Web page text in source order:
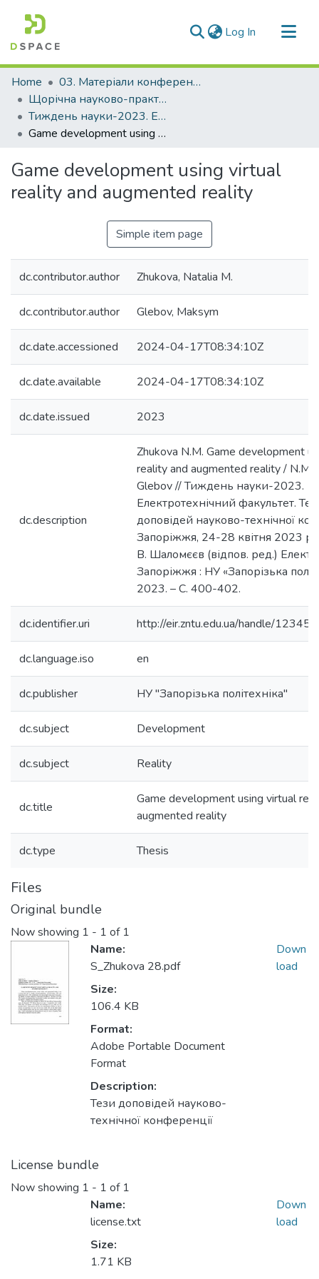
Log In (current)
Communities & Collections
All of DSpace
Statistics
Home
03. Матеріали конференцій та семінарів
Щорічна науково-практична конференція «Тиждень науки»
Тиждень науки-2023. Електротехнічний факультет
Game development using virtual reality and augmented reality
Game development using virtual
reality and augmented reality
Simple item page
dc.contributor.author Zhukova, Natalia M.
dc.contributor.author Glebov, Maksym
dc.date.accessioned 2024-04-17T08:34:10Z
dc.date.available 2024-04-17T08:34:10Z
dc.date.issued 2023
dc.description
Zhukova N.M. Game development
reality and augmented reality / N.M.
Glebov // Тиждень науки-2023.
Електротехнічний факультет.
доповідей науково-технічної
Запоріжжя, 24-28 квітня 2023 р.
В. Шаломєєв (відпов. ред.)
Запоріжжя : НУ «Запорізька
2023. – С. 400-402.
dc.identifier.uri http://eir.zntu.edu.ua/handle/
dc.language.iso en
dc.publisher НУ "Запорізька політехніка"
dc.subject Development
dc.subject Reality
dc.title
Game development using virtual
augmented reality
dc.type Thesis
Files
Original bundle
Now showing 1 - 1 of 1
Name:
S_Zhukova 28.pdf
Size:
106.4 KB
Format:
Adobe Portable Document
Format
Description:
Тези доповідей науково-
технічної конференції
Down
load
License bundle
Now showing 1 - 1 of 1
Name:
license.txt
Size:
1.71 KB
Down
load